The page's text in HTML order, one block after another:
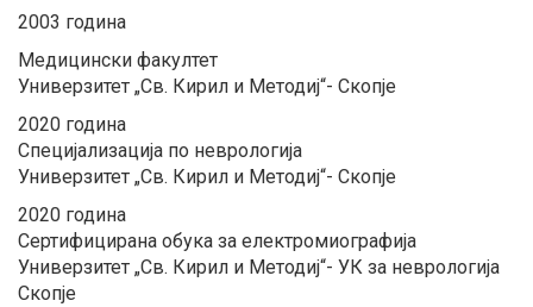
2003 година
Медицински факултет
Универзитет „Св. Кирил и Методиј“- Скопје
2020 година
Специјализација по неврологија
Универзитет „Св. Кирил и Методиј“- Скопје
2020 година
Сертифицирана обука за електромиографија
Универзитет „Св. Кирил и Методиј“- УК за неврологија
Скопје